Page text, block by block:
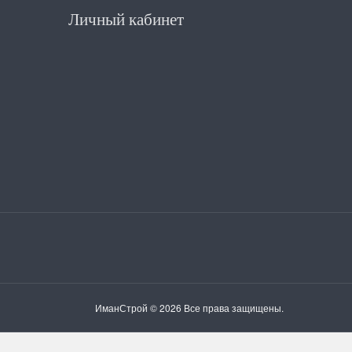
Личный кабинет
ИманСтрой © 2026 Все права защищены.